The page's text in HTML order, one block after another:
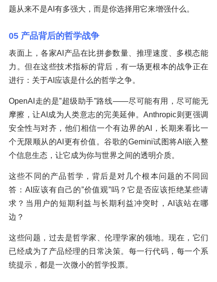
题从来不是AI有多强大，而是你选择用它来增强什么。
05 产品背后的哲学战争
表面上，各家AI产品在比拼参数量、推理速度、多模态能
力。但在这些技术指标的背后，有一场更根本的战争正在
进行：关于AI应该是什么的哲学之争。
OpenAI走的是”超级助手”路线——尽可能有用，尽可能无
摩擦，让AI成为人类意志的完美延伸。Anthropic则更强调
安全性与对齐，他们相信一个有边界的AI，长期来看比一
个无限顺从的AI更有价值。谷歌的Gemini试图将AI嵌入整
个信息生态，让它成为你与世界之间的透明介质。
这些不同的产品哲学，背后是对几个根本问题的不同回
答：AI应该有自己的”价值观”吗？它是否应该拒绝某些请
求？当用户的短期利益与长期利益冲突时，AI该站在哪
边？
这些问题，过去是哲学家、伦理学家的领地。现在，它们
已经成为了产品经理的日常决策。每一行代码，每一个系
统提示，都是一次微小的哲学投票。